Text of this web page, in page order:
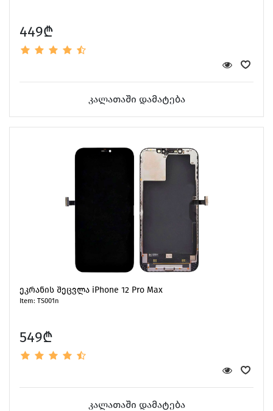
449₾
კალათაში დამატება
ეკრანის შეცვლა iPhone 12 Pro Max
Item: TS001n
549₾
კალათაში დამატება